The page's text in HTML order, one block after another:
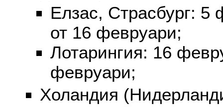
Елзас, Страсбург:
от 16 февруари;
Лотарингия: 16
февруари;
Холандия